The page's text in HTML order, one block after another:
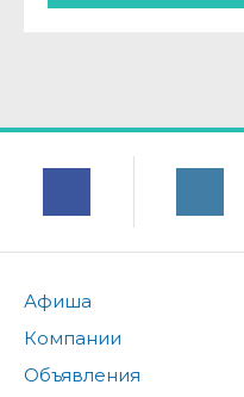
Афиша
Компании
Объявления